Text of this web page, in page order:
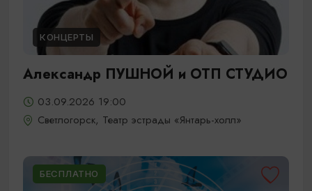
КОНЦЕРТЫ
Александр ПУШНОЙ и ОТП СТУДИО
03.09.2026 19:00
Светлогорск, Театр эстрады «Янтарь-холл»
БЕСПЛАТНО